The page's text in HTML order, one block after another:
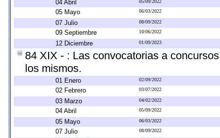
04 Abril 05/09/2022
05 Mayo 06/03/2022
07 Julio 08/09/2022
09 Septiembre 10/06/2022
12 Diciembre 01/09/2023
84 XIX - : Las convocatorias a
los mismos.
01 Enero 02/09/2022
02 Febrero 03/07/2022
03 Marzo 04/02/2022
04 Abril 05/09/2022
05 Mayo 06/03/2022
07 Julio 08/09/2022